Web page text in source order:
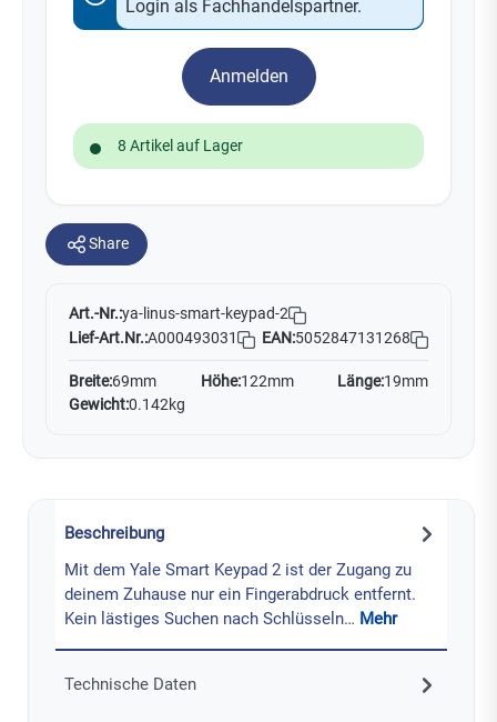
Login als Fachhandelspartner.
Anmelden
8 Artikel auf Lager
Share
Art.-Nr.:ya-linus-smart-keypad-2
Lief-Art.Nr.:A000493031 EAN:5052847131268
Breite:69mm Höhe:122mm Länge:19mm
Gewicht:0.142kg
Beschreibung
Mit dem Yale Smart Keypad 2 ist der Zugang zu
deinem Zuhause nur ein Fingerabdruck entfernt.
Kein lästiges Suchen nach Schlüsseln… Mehr
Technische Daten